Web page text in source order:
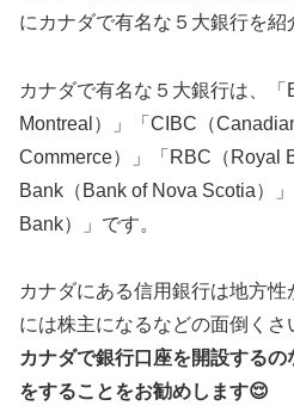
にカナダで有名な５大銀行を紹
カナダで有名な５大銀行は、「
Montreal）」「CIBC（
Commerce）」「RBC（Royal
Bank（Bank of Nova Scotia）
Bank）」です。
カナダにある信用銀行は地方
には株主になるなどの面倒くさ
カナダで銀行口座を開設する
をすることをお勧めします😌